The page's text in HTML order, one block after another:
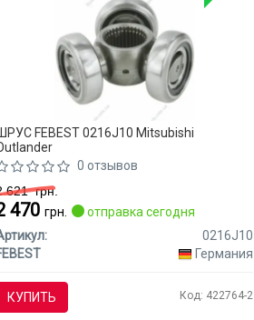
FEBEST 0216J10 Mitsubishi
0 отзывов
621грн.
470грн.
отправка сегодня
0216J10
Германия
КУПИТЬ Код: 422764-2